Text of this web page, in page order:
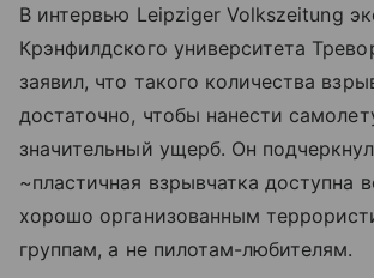
В интервью Leipziger Volkszeitung
Крэнфилдского университета
заявил, что такого количества
достаточно, чтобы нанести
значительный ущерб. Он
~пластичная взрывчатка доступна
хорошо организованным
группам, а не пилотам-любителям.